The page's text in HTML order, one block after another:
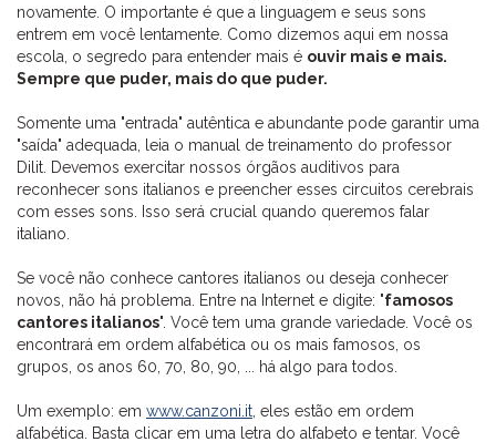
novamente. O importante é que a linguagem e seus sons
entrem em você lentamente. Como dizemos aqui em nossa
escola, o segredo para entender mais é ouvir mais e mais.
Sempre que puder, mais do que puder.
Somente uma "entrada" autêntica e abundante pode garantir uma
"saída" adequada, leia o manual de treinamento do professor
Dilit. Devemos exercitar nossos órgãos auditivos para
reconhecer sons italianos e preencher esses circuitos cerebrais
com esses sons. Isso será crucial quando queremos falar
italiano.
Se você não conhece cantores italianos ou deseja conhecer
novos, não há problema. Entre na Internet e digite: "famosos
cantores italianos". Você tem uma grande variedade. Você os
encontrará em ordem alfabética ou os mais famosos, os
grupos, os anos 60, 70, 80, 90, ... há algo para todos.
Um exemplo: em www.canzoni.it , eles estão em ordem
alfabética. Basta clicar em uma letra do alfabeto e tentar. Você